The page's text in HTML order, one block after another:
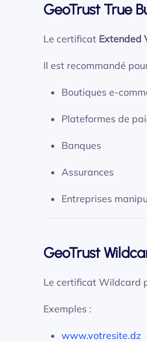
GeoTrust True
Le certificat Extended
Il est recommandé
Boutiques e-
Plateformes de
Banques
Assurances
Entreprises
GeoTrust
Le certificat Wildcard
Exemples :
www.votresite.dz